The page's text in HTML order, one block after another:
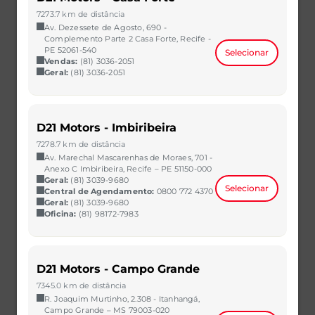
R$ 60.990,00
CAOA Chery | D21 - São Bernardo do Campo
R$ 61.990,00
7273.7 km de distância
Av. Dezessete de Agosto, 690 -
Complemento Parte 2 Casa Forte, Recife -
PE 52061-540
Vendas: (81) 3036-2051
Geral: (81) 3036-2051
Selecionar
D21 Motors - Imbiribeira
7278.7 km de distância
Av. Marechal Mascarenhas de Moraes, 701 -
Anexo C Imbiribeira, Recife – PE 51150-000
Geral: (81) 3039-9680
Central de Agendamento: 0800 772 4370
Geral: (81) 3039-9680
Oficina: (81) 98172-7983
Selecionar
D21 Motors - Campo Grande
7345.0 km de distância
R. Joaquim Murtinho, 2.308 - Itanhangá,
Campo Grande – MS 79003-020